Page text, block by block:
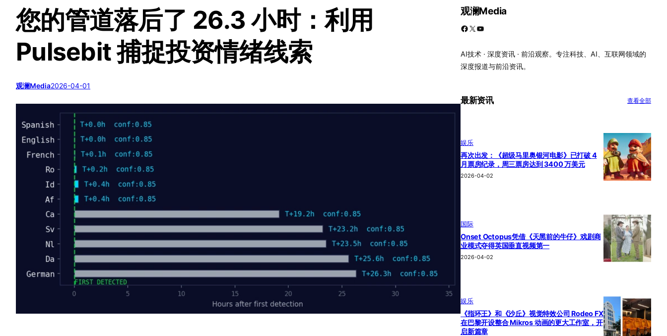
您的管道落后了 26.3 小时：利用
Pulsebit 捕捉投资情绪线索
观澜Media2026-04-01
观澜Media
Facebook X YouTube
AI技术 · 深度资讯 · 前沿观察。专注科技、AI、互联网领域的
深度报道与前沿资讯。
最新资讯 查看全部
娱乐
再次出发：《超级马里奥银河电影》已打破 4
月票房纪录，周三票房达到 3400 万美元
2026-04-02
国际
Onset Octopus凭借《天黑前的牛仔》戏剧商
业模式夺得英国垂直视频第一
2026-04-02
娱乐
《指环王》和《沙丘》视觉特效公司 Rodeo FX
在巴黎开设整合 Mikros 动画的更大工作室，开
启新篇章